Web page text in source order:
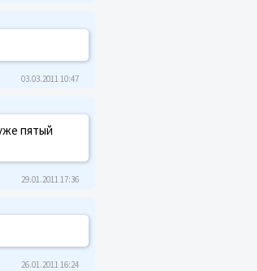
03.03.2011 10:47
пятый
29.01.2011 17:36
26.01.2011 16:24